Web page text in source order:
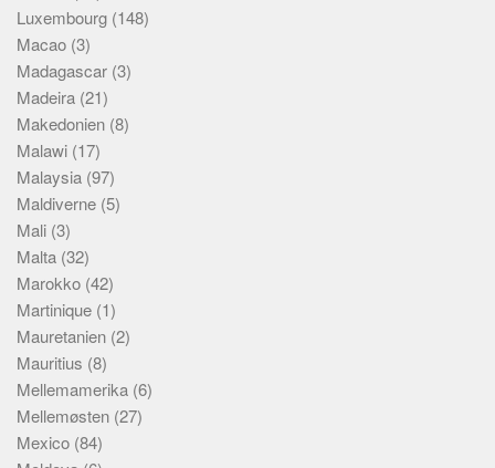
Luxembourg (148)
Macao (3)
Madagascar (3)
Madeira (21)
Makedonien (8)
Malawi (17)
Malaysia (97)
Maldiverne (5)
Mali (3)
Malta (32)
Marokko (42)
Martinique (1)
Mauretanien (2)
Mauritius (8)
Mellemamerika (6)
Mellemøsten (27)
Mexico (84)